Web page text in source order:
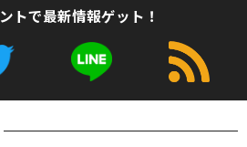
トで最新情報ゲット！